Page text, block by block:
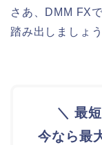
さあ、DMM FX
踏み出しましょう
＼ 最
今なら最